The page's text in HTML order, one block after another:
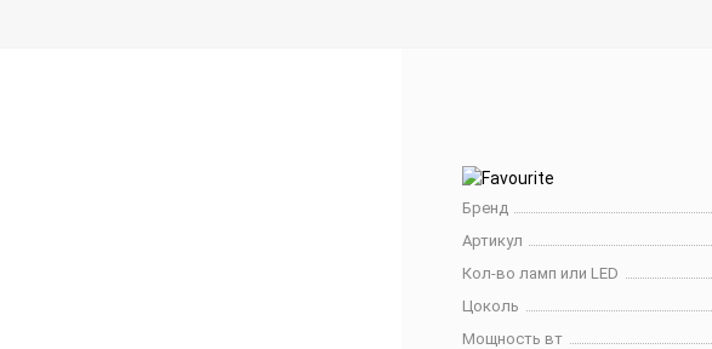
Бренд
Артикул
Кол-во ламп или LED
Цоколь
Мощность вт